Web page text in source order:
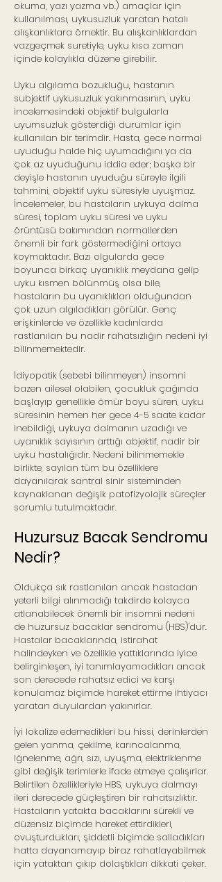
okuma, yazı yazma vb.) amaçlar için
kullanılması, uykusuzluk yaratan hatalı
alışkanlıklara örnektir. Bu alışkanlıklardan
vazgeçmek suretiyle, uyku kısa zaman
içinde kolaylıkla düzene girebilir.
Uyku algılama bozukluğu, hastanın
subjektif uykusuzluk yakınmasının, uyku
incelemesindeki objektif bulgularla
uyumsuzluk gösterdiği durumlar için
kullanılan bir terimdir. Hasta, gece normal
uyuduğu halde hiç uyumadığını ya da
çok az uyuduğunu iddia eder; başka bir
deyişle hastanın uyuduğu süreyle ilgili
tahmini, objektif uyku süresiyle uyuşmaz.
İncelemeler, bu hastaların uykuya dalma
süresi, toplam uyku süresi ve uyku
örüntüsü bakımından normallerden
önemli bir fark göstermediğini ortaya
koymaktadır. Bazı olgularda gece
boyunca birkaç uyanıklık meydana gelip
uyku kısmen bölünmüş olsa bile,
hastaların bu uyanıklıkları olduğundan
çok uzun algıladıkları görülür. Genç
erişkinlerde ve özellikle kadınlarda
rastlanılan bu nadir rahatsızlığın nedeni iyi
bilinmemektedir.
İdiyopatik (sebebi bilinmeyen) insomni
bazen ailesel olabilen, çocukluk çağında
başlayıp genellikle ömür boyu süren, uyku
süresinin hemen her gece 4-5 saate kadar
inebildiği, uykuya dalmanın uzadığı ve
uyanıklık sayısının arttığı objektif, nadir bir
uyku hastalığıdır. Nedeni bilinmemekle
birlikte, sayılan tüm bu özelliklere
dayanılarak santral sinir sisteminden
kaynaklanan değişik patofizyolojik süreçler
sorumlu tutulmaktadır.
Huzursuz Bacak Sendromu
Nedir?
Oldukça sık rastlanılan ancak hastadan
yeterli bilgi alınmadığı takdirde kolayca
atlanabilecek önemli bir insomni nedeni
de huzursuz bacaklar sendromu (HBS)'dur.
Hastalar bacaklarında, istirahat
halindeyken ve özellikle yattıklarında iyice
belirginleşen, iyi tanımlayamadıkları ancak
son derecede rahatsız edici ve karşı
konulamaz biçimde hareket ettirme ihtiyacı
yaratan duyulardan yakınırlar.
İyi lokalize edemedikleri bu hissi, derinlerden
gelen yanma, çekilme, karıncalanma,
iğnelenme, ağrı, sızı, uyuşma, elektriklenme
gibi değişik terimlerle ifade etmeye çalışırlar.
Belirtilen özellikleriyle HBS, uykuya dalmayı
ileri derecede güçleştiren bir rahatsızlıktır.
Hastaların yatakta bacaklarını sürekli ve
düzensiz biçimde hareket ettirdikleri,
ovuşturdukları, şiddetli biçimde salladıkları
hatta dayanamayıp biraz rahatlayabilmek
için yataktan çıkıp dolaştıkları dikkati çeker.